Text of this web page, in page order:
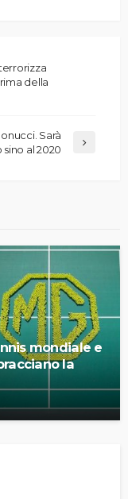
della
Sarà
al 2020
mondiale e
la